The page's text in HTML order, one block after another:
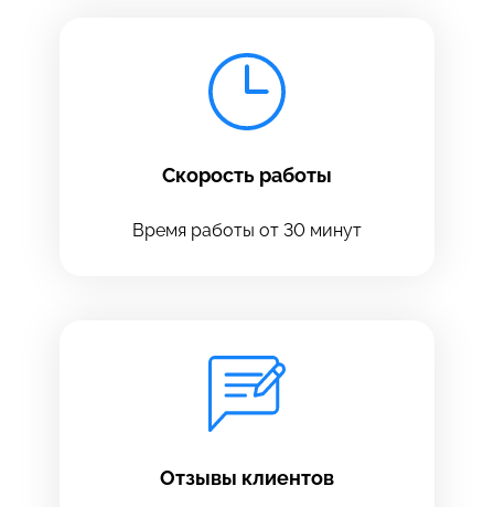
Скорость работы
Время работы от 30 минут
Отзывы клиентов